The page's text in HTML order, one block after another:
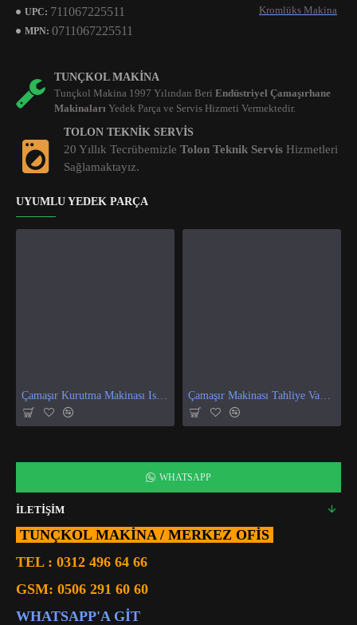
UPC: 711067225511
MPN: 0711067225511
Kromlüks Makina
TUNÇKOL MAKINA
Tunçkol Makina 1997 Yılından Beri Endüstriyel Çamaşırhane
Makinaları Yedek Parça ve Servis Hizmeti Vermektedir.
TOLON TEKNIK SERVIS
20 Yıllık Tecrübemizle Tolon Teknik Servis Hizmetleri
Sağlamaktayız.
UYUMLU YEDEK PARÇA
Çamaşır Makinası Tahliye Vanası
WHATSAPP
İLETİŞİM
TUNÇKOL MAKİNA / MERKEZ OFIS
TEL : 0312 496 64 66
GSM: 0506 291 60 60
WHATSAPP'A GIT